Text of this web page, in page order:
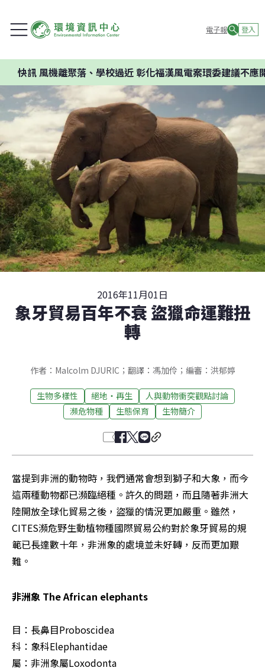
電子報 登入
落、學校過近 彰化福漢風電案環委建議不應開發
2016年11月01日
象牙貿易百年不衰 盜獵命運難扭
轉
作者：Malcolm DJURIC；翻譯：馮加伶；編審：洪郁婷
生物多樣性 絕地‧再生
人與動物衝突觀點討論
瀕危物種
生態保育 生物簡介
當提到非洲的動物時，我們通常會想到獅子和大象，而今
這兩種動物都已瀕臨絕種。許久的問題，而且隨著非洲大
陸開放全球化貿易之後，盜獵的情況更加嚴重。雖然，
CITES瀕危野生動植物種國際貿易公約對於象牙貿易的規
範已長達數十年，非洲象的處境並未好轉，反而更加艱
難。
非洲象 The African elephants
目：長鼻目Proboscidea
科：象科Elephantidae
屬：非洲象屬Loxodonta